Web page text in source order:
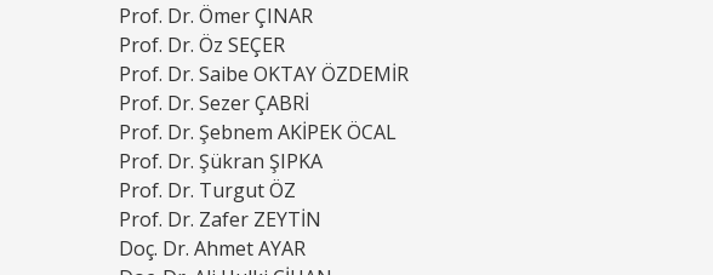
Prof. Dr. Ömer ÇINAR
Prof. Dr. Öz SEÇER
Prof. Dr. Saibe OKTAY ÖZDEMİR
Prof. Dr. Sezer ÇABRİ
Prof. Dr. Şebnem AKİPEK ÖCAL
Prof. Dr. Şükran ŞIPKA
Prof. Dr. Turgut ÖZ
Prof. Dr. Zafer ZEYTİN
Doç. Dr. Ahmet AYAR